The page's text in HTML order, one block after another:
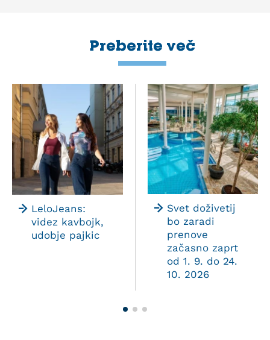
Preberite več
LeloJeans:
videz kavbojk,
udobje pajkic
Svet doživetij
bo zaradi
prenove
začasno zaprt
od 1. 9. do 24.
10. 2026